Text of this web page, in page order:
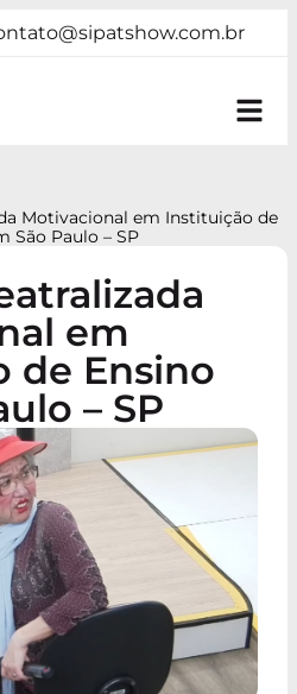
Motivacional em Instituição de
São Paulo – SP
em
de Ensino
– SP